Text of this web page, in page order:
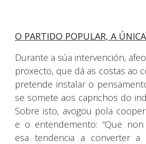
O PARTIDO POPULAR, A
Durante a súa intervención,
proxecto, que dá as costas ao
pretende instalar o
se somete aos caprichos do
Sobre isto, avogou pola
e o entendemento: “Que
esa tendencia a converter a